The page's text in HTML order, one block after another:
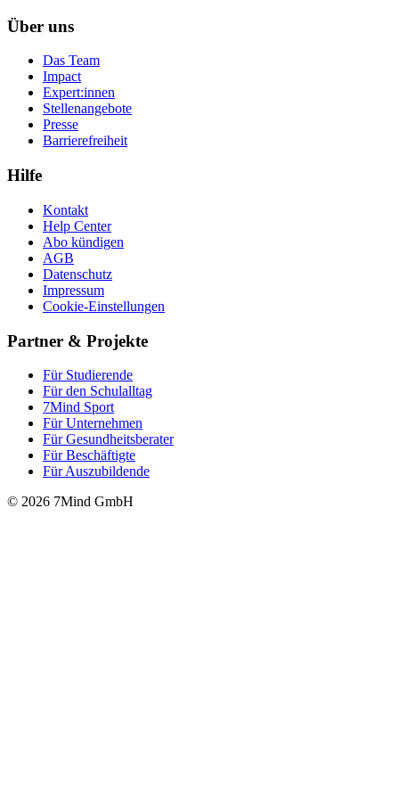
Über uns
Das Team
Impact
Expert:innen
Stellenangebote
Presse
Barrierefreiheit
Hilfe
Kontakt
Help Center
Abo kündigen
AGB
Datenschutz
Impressum
Cookie-Einstellungen
Partner & Projekte
Für Stu­die­rende
Für den Schulalltag
7Mind Sport
Für Unter­neh­men
Für Gesund­heits­be­ra­ter
Für Beschäftigte
Für Auszubildende
© 2026 7Mind GmbH